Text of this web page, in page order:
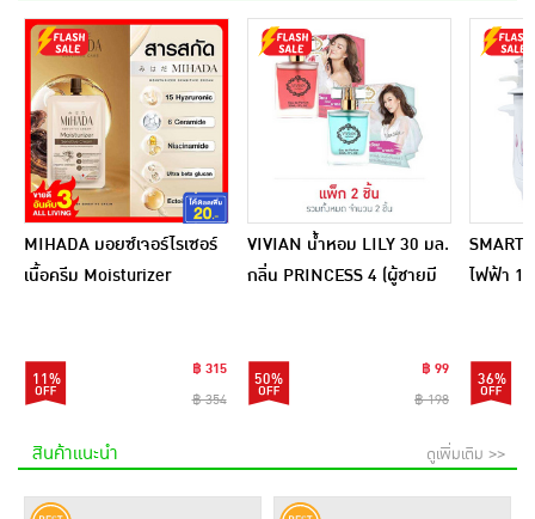
MIHADA มอยซ์เจอร์ไรเซอร์
เนื้อครีม Moisturizer
11%
฿ 315
฿ 354
VIVIAN น้ำหอม LILY 30 มล.
กลิ่น PRINCESS 4 (ผู้ชายมี
50%
฿ 99
฿ 198
ไฟฟ้า 1
36%
สินค้าแนะนำ ดูเพิ่มเติม >>